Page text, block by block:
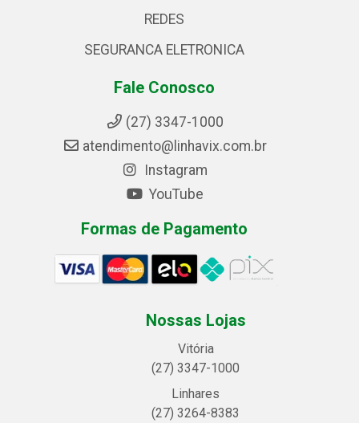
REDES
SEGURANCA ELETRONICA
Fale Conosco
(27) 3347-1000
atendimento@linhavix.com.br
Instagram
YouTube
Formas de Pagamento
Nossas Lojas
Vitória
(27) 3347-1000
Linhares
(27) 3264-8383